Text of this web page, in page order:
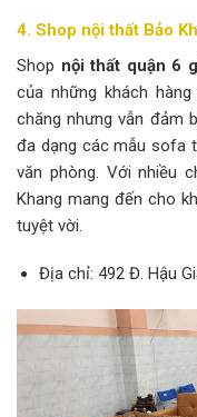
4. Shop nội thất Bảo
Shop nội thất quận 6
của những khách
chăng nhưng vẫn đảm
đa dạng các mẫu sofa
văn phòng. Với nhiều
Khang mang đến cho
tuyệt vời.
Địa chỉ: 492 Đ. Hậu